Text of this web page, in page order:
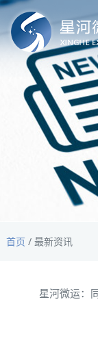
首页 / 最新资讯
星河微运：